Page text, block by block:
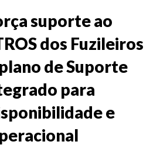
suporte ao
dos Fuzileiros
de Suporte
para
e